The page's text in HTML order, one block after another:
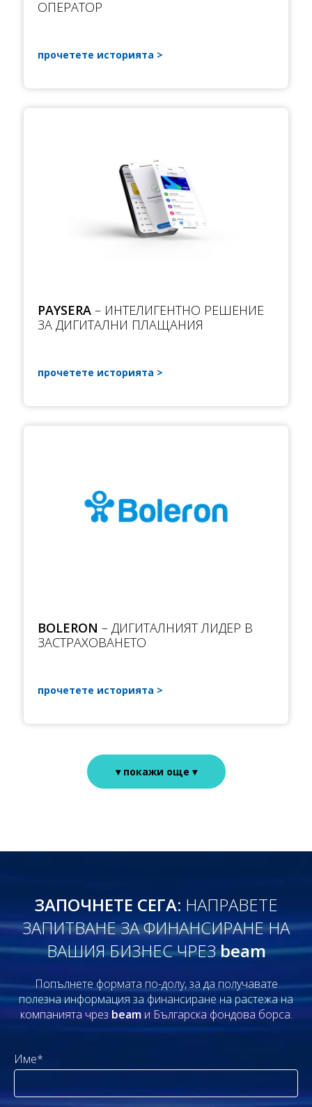
ОПЕРАТОР
прочетете историята
PAYSERA – ИНТЕЛИГЕНТНО РЕШЕНИЕ
ЗА ДИГИТАЛНИ ПЛАЩАНИЯ
прочетете историята
BOLERON – ДИГИТАЛНИЯТ ЛИДЕР В
ЗАСТРАХОВАНЕТО
прочетете историята
▾ покажи още ▾
ЗАПОЧНЕТЕ СЕГА: НАПРАВЕТЕ
ЗАПИТВАНЕ ЗА ФИНАНСИРАНЕ НА
ВАШИЯ БИЗНЕС ЧРЕЗbeam
Попълнете формата по-долу, за да получавате
полезна информация за финансиране на растежа на
компанията чрез beamи Българска фондова борса.
Име*